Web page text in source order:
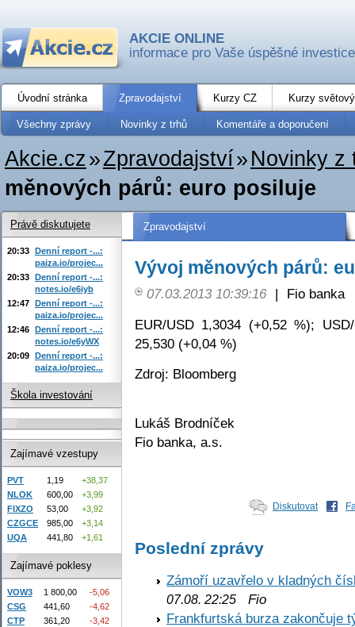
AKCIE ONLINE
informace pro Vaše úspěšné investice
Úvodní stránka Zpravodajství Kurzy CZ Kurzy
Všechny zprávy Novinky z trhů Komentáře a doporučení
Akcie.cz»Zpravodajství» Novinky z
měnových párů: euro posiluje
Zpravodajství
Vývoj měnových párů:
07.03.2013 10:39:16 |
Fio banka
EUR/USD 1,3034 (+0,52 %);
25,530 (+0,04 %)
Zdroj: Bloomberg
Lukáš Brodníček
Fio banka, a.s.
Diskutovat
Poslední zprávy
Zámoří uzavřelo v kladných
07.08. 22:25 Fio
Frankfurtská burza zakončuje
Právě diskutujete
20:33 Denní report -...:
paiza.io/projec...
20:33 Denní report -...:
notes.io/e6iyb
12:47 Denní report -...:
paiza.io/projec...
12:46 Denní report -...:
notes.io/e6yWX
20:09 Denní report -...:
paiza.io/projec...
Škola investování
Zajímavé vzestupy
PVT 1,19
+38,37
NLOK
600,00
+3,99
FIXZO
53,00
+3,92
CZGCE
985,00
+3,14
UQA
441,80 +1,61
Zajímavé poklesy
VOW3 1 800,00
-5,06
CSG
441,60
-4,62
CTP
361,20
-3,42